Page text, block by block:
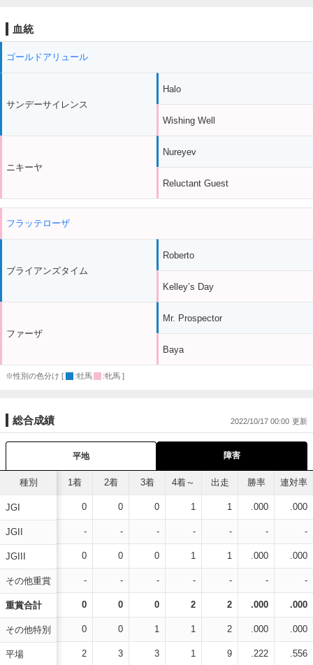
血統
ゴールドアリュール
サンデーサイレンス
ニキーヤ
Halo
Wishing Well
Nureyev
Reluctant Guest
フラッテローザ
ブライアンズタイム
ファーザ
Roberto
Kelley’s Day
Mr. Prospector
Baya
※性別の色分け [ :牡馬 :牝馬 ]
総合成績 2022/10/17 00:00
平地 障害
種別
JGI
JGII
JGIII
その他重賞
重賞合計
その他特別
平場
1着 2着 3着 4着～ 出走 勝率 連対率
0 0 0 1 1 .000 .000
- - - - - - -
0 0 0 1 1 .000 .000
- - - - - - -
0 0 0 2 2 .000 .000
0 0 1 1 2 .000 .000
2 3 3 1 9 .222 .556